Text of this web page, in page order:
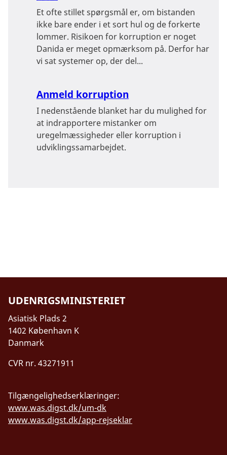
Et ofte stillet spørgsmål er, om bistanden
ikke bare ender i et sort hul og de forkerte
lommer. Risikoen for korruption er noget
Danida er meget opmærksom på. Derfor har
vi sat systemer op, der del...
Anmeld korruption
I nedenstående blanket har du mulighed for
at indrapportere mistanker om
uregelmæssigheder eller korruption i
udviklingssamarbejdet.
UDENRIGSMINISTERIET
Asiatisk Plads 2
1402 København K
Danmark
CVR nr. 43271911
Tilgængelighedserklæringer:
www.was.digst.dk/um-dk
www.was.digst.dk/app-rejseklar